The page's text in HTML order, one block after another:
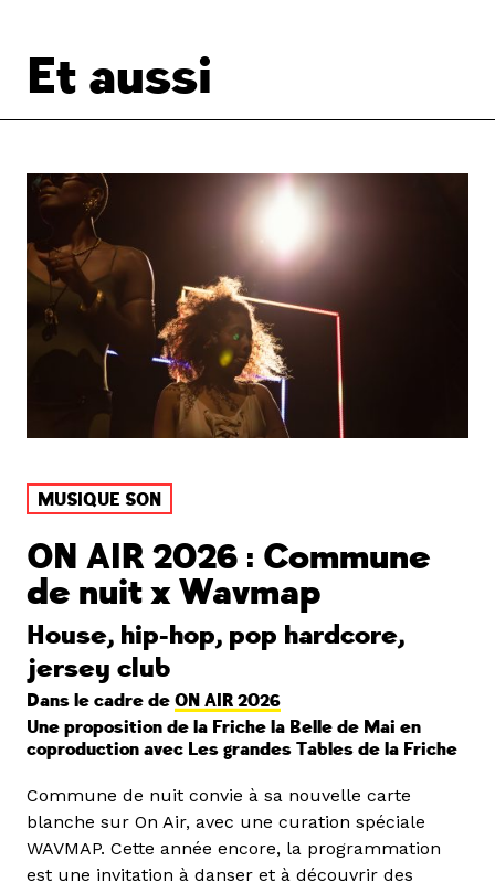
Et aussi
MUSIQUE SON
ON AIR 2026 : Commune
de nuit x Wavmap
House, hip-hop, pop hardcore,
jersey club
Dans le cadre de ON AIR 2026
Une proposition de la Friche la Belle de Mai en
coproduction avec Les grandes Tables de la Friche
Commune de nuit convie à sa nouvelle carte
blanche sur On Air, avec une curation spéciale
WAVMAP. Cette année encore, la programmation
est une invitation à danser et à découvrir des